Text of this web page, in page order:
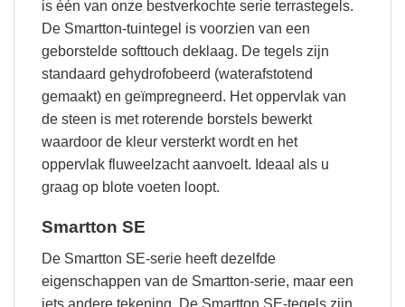
is één van onze bestverkochte serie terrastegels.
De Smartton-tuintegel is voorzien van een
geborstelde softtouch deklaag. De tegels zijn
standaard gehydrofobeerd (waterafstotend
gemaakt) en geïmpregneerd. Het oppervlak van
de steen is met roterende borstels bewerkt
waardoor de kleur versterkt wordt en het
oppervlak fluweelzacht aanvoelt. Ideaal als u
graag op blote voeten loopt.
Smartton SE
De Smartton SE-serie heeft dezelfde
eigenschappen van de Smartton-serie, maar een
iets andere tekening. De Smartton SE-tegels zijn